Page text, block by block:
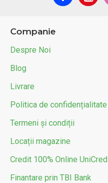
Companie
Despre Noi
Blog
Livrare
Politica de confidențialitate
Termeni și condiții
Locații magazine
Credit 100% Online
Finantare prin TBI Bank